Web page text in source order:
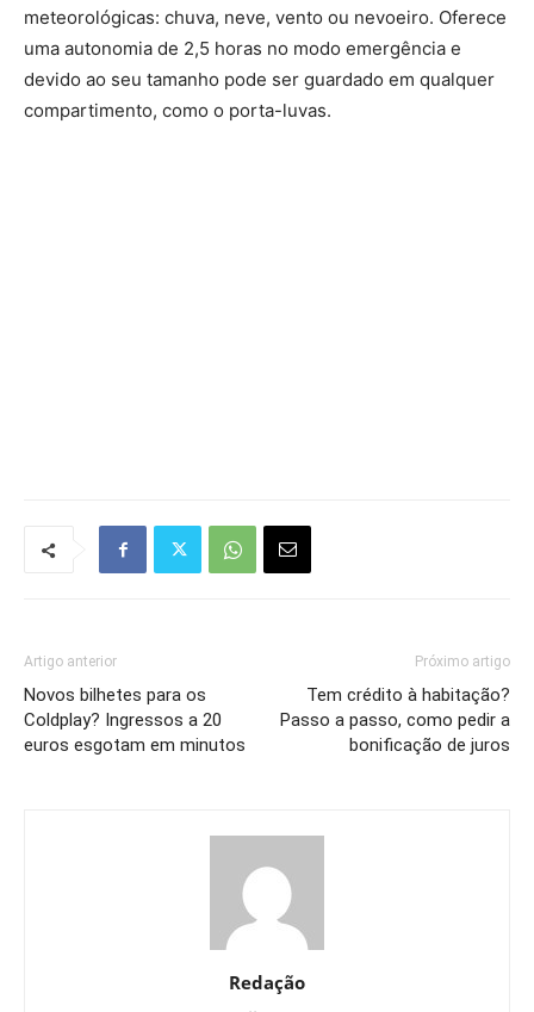
meteorológicas: chuva, neve, vento ou nevoeiro. Oferece
uma autonomia de 2,5 horas no modo emergência e
devido ao seu tamanho pode ser guardado em qualquer
compartimento, como o porta-luvas.
Artigo anterior
Novos bilhetes para os
Coldplay? Ingressos a 20
euros esgotam em minutos
Próximo artigo
Tem crédito à habitação?
Passo a passo, como pedir a
bonificação de juros
Redação